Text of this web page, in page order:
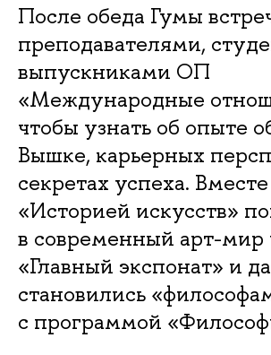
После обеда Гумы
преподавателями,
выпускниками ОП
«Международные
чтобы узнать об опыте
Вышке, карьерных
секретах успеха.
«Историей искусств»
в современный арт-мир
«Главный экспонат» и
становились
с программой